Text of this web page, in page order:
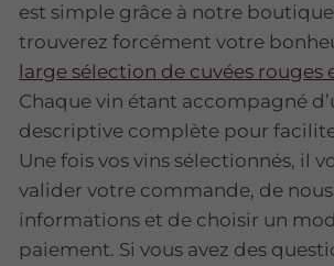
est simple grâce à notre
trouverez forcément votre
large sélection de cuvées rouges
Chaque vin étant accompagné
descriptive complète pour
Une fois vos vins sélectionnés, il
valider votre commande, de
informations et de choisir un
paiement. Si vous avez des